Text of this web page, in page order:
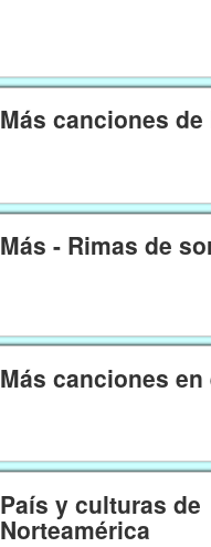
Más canciones de
Más - Rimas de
Más canciones
País y culturas de
Norteamérica